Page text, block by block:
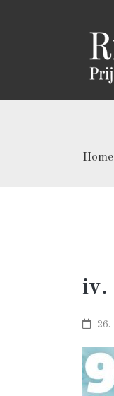
Home
iv.
26.